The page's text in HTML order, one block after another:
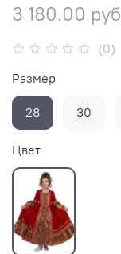
(0)
3 180.00 руб
Размер
28 30
Цвет